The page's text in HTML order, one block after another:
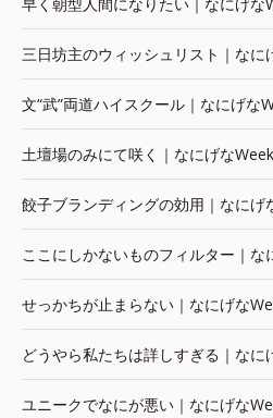
三日坊主のウィッシュリスト｜なに
文“武”両道ハイスクール｜なにげな
土壇場のみにて咲く｜なにげな
餃子ブランディングの効用｜なにげ
ここにしかないものフィルター｜な
せっかちが止まらない｜なにげな
どうやら私たちは詳しすぎる｜なに
ユニークでなにが悪い｜なにげな